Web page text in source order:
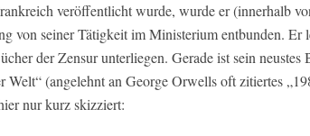
veröffentlicht wurde, wurde er (innerhalb
von seiner Tätigkeit im Ministerium entbunden. Er
der Zensur unterliegen. Gerade ist sein neustes
Welt“ (angelehnt an George Orwells oft zitiertes
nur kurz skizziert: